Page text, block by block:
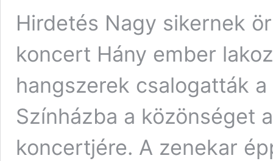
Hirdetés Nagy sikernek
koncert Hány ember
hangszerek csalogatták
Színházba a közönséget
koncertjére. A zenekar